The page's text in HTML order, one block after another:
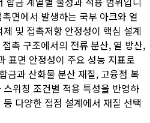
면에서 발생하는 국부 아크와 열
및 접촉저항 안정성이 핵심 설계
촉 구조에서의 전류 분산, 열 방산,
표면 안정성이 주요 성능 지표로
금과 산화물 분산 재질, 고융점 복
위칭 조건별 적용 특성을 반영하
등 다양한 접점 설계에서 재질 선택